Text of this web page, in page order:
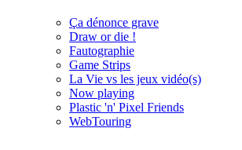
Ça dénonce grave
Draw or die !
Fautographie
Game Strips
La Vie vs les jeux vidéo(s)
Now playing
Plastic 'n' Pixel Friends
WebTouring